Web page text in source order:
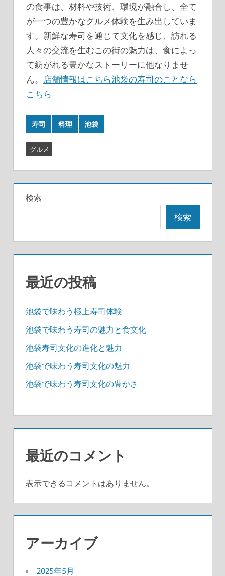
の食事は、材料や技術、環境が融合し、全て
が一つの豊かなグルメ体験を生み出していま
す。新鮮な寿司を通じて文化を感じ、訪れる
人々の交流を生むこの街の魅力は、食によっ
て紡がれる豊かなストーリーに他なりませ
ん。 店舗情報はこちら池袋の寿司のことなら
こちら
寿司 料理 池袋
グルメ
検索
検索
最近の投稿
池袋で味わう極上寿司体験
池袋で味わう寿司の魅力と食文化
池袋寿司文化の進化と魅力
池袋で味わう寿司文化の魅力
池袋で味わう寿司文化の豊かさ
最近のコメント
表示できるコメントはありません。
アーカイブ
2025年5月